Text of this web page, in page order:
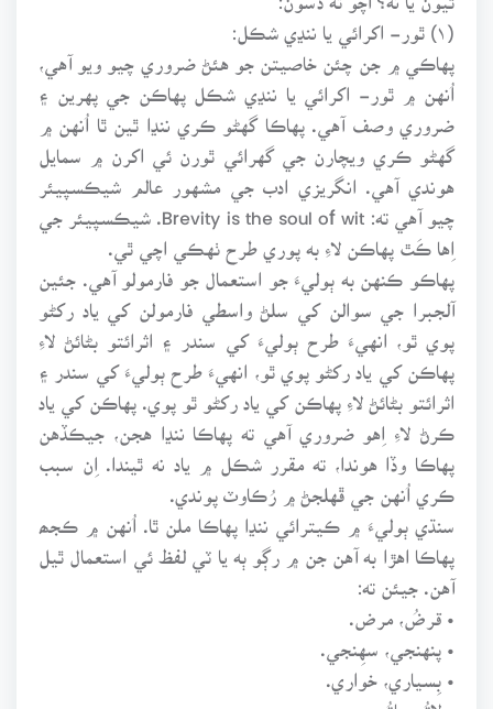
(۱) ٿور- اکرائي يا ننڍي شڪل:
پهاڪي ۾ جن چئن خاصيتن جو هئڻ ضروري چيو ويو آهي،
اُنهن ۾ ٿور- اکرائي يا ننڍي شڪل پهاڪن جي پهرين ۽
ضروري وصف آهي. پهاڪا گهڻو ڪري ننڍا ٿين ٿا اُنهن ۾
گهڻو ڪري ويچارن جي گهرائي ٿورن ئي اکرن ۾ سمايل
هوندي آهي. انگريزي ادب جي مشهور عالم شيڪسپيئر
اِها ڪَٿ پهاڪن لاءِ به پوري طرح ٺهڪي اچي ٿي.
پهاڪو ڪنهن به ٻوليءَ جو استعمال جو فارمولو آهي. جئين
آلجبرا جي سوالن کي سلڻ واسطي فارمولن کي ياد رکڻو
پوي ٿو، انهيءَ طرح ٻوليءَ کي سندر ۽ اثرائتو بڻائڻ لاءِ
پهاڪن کي ياد رکڻو پوي ٿو، انهيءَ طرح ٻوليءَ کي سندر ۽
اثرائتو بڻائڻ لاءِ پهاڪن کي ياد رکڻو ٿو پوي. پهاڪن کي ياد
ڪرڻ لاءِ اِهو ضروري آهي ته پهاڪا ننڍا هجن، جيڪڏهن
پهاڪا وڏا هوندا، ته مقرر شڪل ۾ ياد نه ٿيندا. اِن سبب
ڪري اُنهن جي ڦهلجڻ ۾ رُڪاوٽ پوندي.
سنڌي ٻوليءَ ۾ ڪيترائي ننڍا پهاڪا ملن ٿا. اُنهن ۾ ڪجھ
پهاڪا اهڙا به آهن جن ۾ رڳو ٻه يا ٽي لفظ ئي استعمال ٿيل
آهن. جيئن ته:
• قرضُ، مرض.
• بِسياري، خواري.
• لاڙُ، ساڙُ.